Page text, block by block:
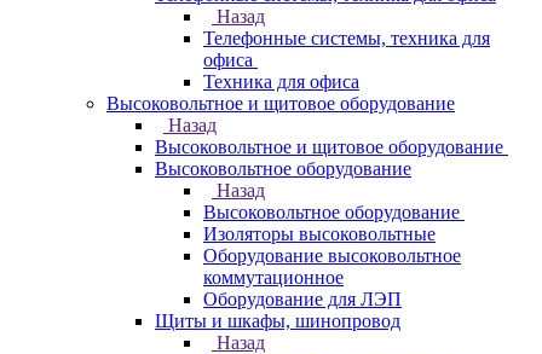
Назад
Телефонные системы, техника для
офиса
Техника для офиса
Высоковольтное и щитовое оборудование
Назад
Высоковольтное и щитовое оборудование
Высоковольтное оборудование
Назад
Высоковольтное оборудование
Изоляторы высоковольтные
Оборудование высоковольтное
коммутационное
Оборудование для ЛЭП
Щиты и шкафы, шинопровод
Назад